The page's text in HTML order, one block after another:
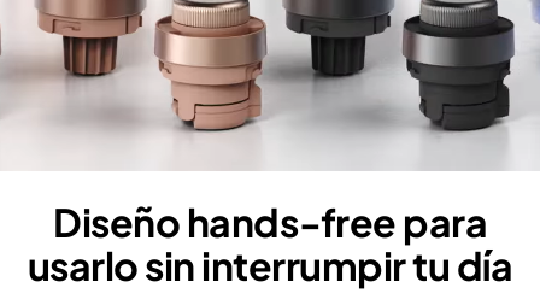
Diseño hands‑free para
usarlo sin interrumpir tu día